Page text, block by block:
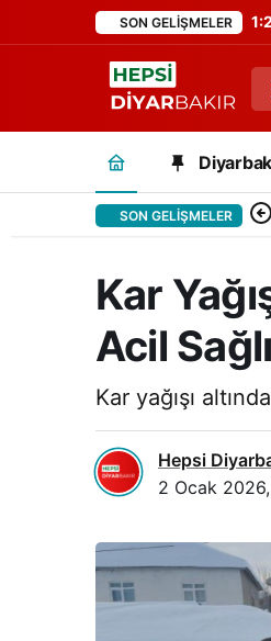
SON GELIŞMELER
SON GELIŞMELER
Kar
Acil
Kar yağışı
Hepsi
2 Ocak 2026,